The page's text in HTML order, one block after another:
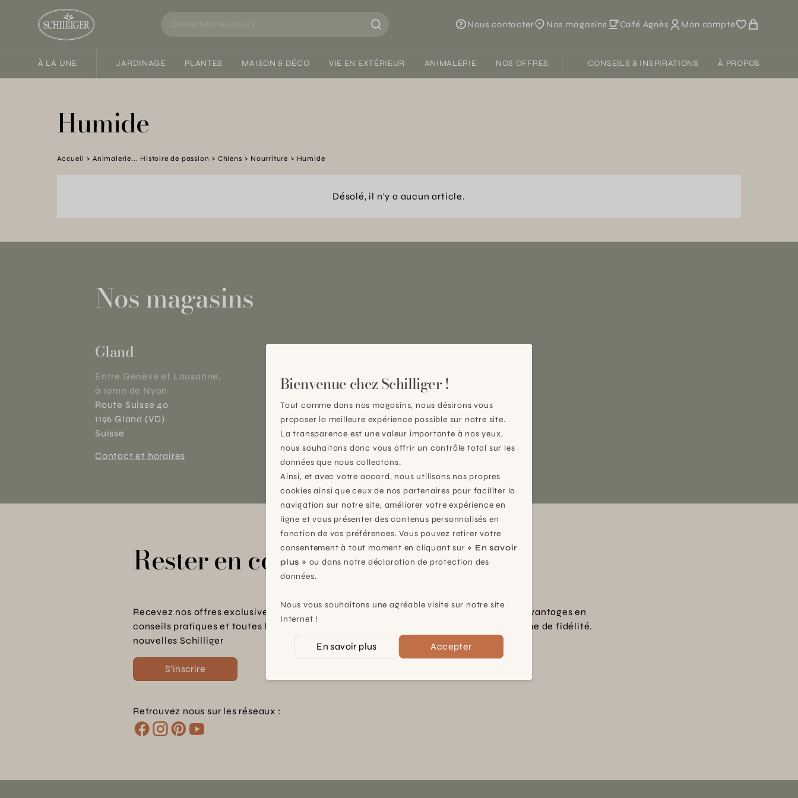
Nous contacter Nos magasins Café Agnès Mon compte
À LA UNE JARDINAGE PLANTES MAISON & DÉCO VIE EN EXTÉRIEUR ANIMALERIE NOS OFFRES CONSEILS & INSPIRATIONS À PROPOS
Humide
Accueil Animalerie... Histoire de passion Chiens Nourriture Humide
Désolé, il n'y a aucun article.
Nos magasins
Gland
Entre Genève et Lausanne,
à 10mn de Nyon
Route Suisse 40
1196 Gland (VD)
Suisse
Contact et horaires
À 15mn du centre de Genève
Chemin des Charrotons 25
1228 Plan-les-Ouates (GE)
Suisse
Contact et horaires
Rester en contact
Recevez nos offres exclusives, nos
conseils pratiques et toutes les
nouvelles Schilliger
S'inscrire
Bénéficiez de nombreux avantages en
rejoignant notre programme de fidélité.
Voir plus
Retrouvez nous sur les réseaux :
Bienvenue chez Schilliger !
Tout comme dans nos magasins, nous désirons vous
proposer la meilleure expérience possible sur notre site.
La transparence est une valeur importante à nos yeux,
nous souhaitons donc vous offrir un contrôle total sur les
données que nous collectons.
Ainsi, et avec votre accord, nous utilisons nos propres
cookies ainsi que ceux de nos partenaires pour faciliter la
navigation sur notre site, améliorer votre expérience en
ligne et vous présenter des contenus personnalisés en
fonction de vos préférences. Vous pouvez retirer votre
consentement à tout moment en cliquant sur « En savoir
plus » ou dans notre déclaration de protection des
données.
Nous vous souhaitons une agréable visite sur notre site
Internet !
En savoir plus Accepter